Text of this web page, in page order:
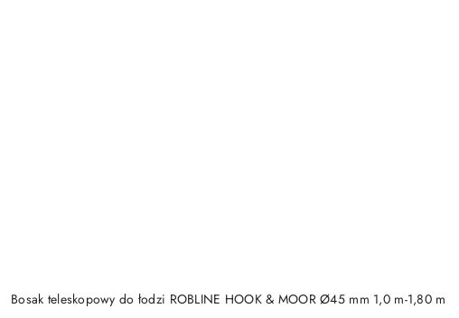
Bosak teleskopowy do łodzi ROBLINE HOOK & MOOR Ø45 mm 1,0 m-1,80 m